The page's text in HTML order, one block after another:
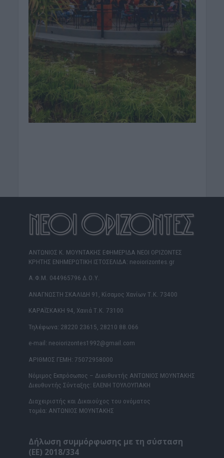
ΑΝΤΩΝΙΟΣ Κ. ΜΟΥΝΤΑΚΗΣ ΕΦΗΜΕΡΙΔΑ ΝΕΟΙ ΟΡΙΖΟΝΤΕΣ
ΚΡΗΤΗΣ ΕΝΗΜΕΡΩΤΙΚΗ ΙΣΤΟΣΕΛΙΔΑ: neoiorizontes.gr
Α.Φ.Μ. 044965796 Δ.Ο.Υ.
ΑΝΑΓΝΩΣΤΗ ΣΚΑΛΙΔΗ 91, Κίσαμος Χανίων Τ.Κ. 73400
ΚΑΡΑΪΣΚΑΚΗ 94, Χανιά Τ.Κ. 73100
Τηλέφωνα: 28220 23615, 28210 88.066
e-mail: neoiorizontes1992@gmail.com
ΑΡΙΘΜΟΣ ΓΕΜΗ: 75072958000
Νόμιμος Εκπρόσωπος – Διευθυντής ΑΝΤΩΝΙΟΣ ΜΟΥΝΤΑΚΗΣ
Διευθυντής Σύνταξης: ΕΛΕΝΗ ΤΟΥΛΟΥΠΑΚΗ
Διαχειριστής και Δικαιούχος του ονόματος
τομέα: ΑΝΤΩΝΙΟΣ ΜΟΥΝΤΑΚΗΣ
Δήλωση συμμόρφωσης με τη σύσταση
(ΕΕ) 2018/334